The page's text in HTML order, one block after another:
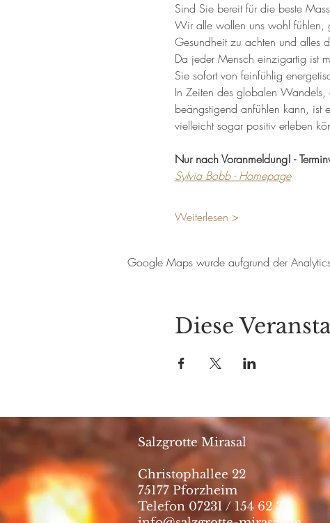
Sind Sie bereit für die beste
Wir alle wollen uns wohl fühlen,
Gesundheit zu achten und alles
Da jeder Mensch einzigartig ist
Sie sofort von feinfühlig
In Zeiten des globalen Wandels,
beängstigend anfühlen kann, ist
vielleicht sogar positiv erleben
Nur nach Voranmeldung! -
Sylvia Bobb - Homepage
Weiterlesen >
Google Maps wurde aufgrund der
Diese
Salzgrotte Mirasal
Christophallee 22
75177 Pforzheim
Telefon 07231 / 154 62 30